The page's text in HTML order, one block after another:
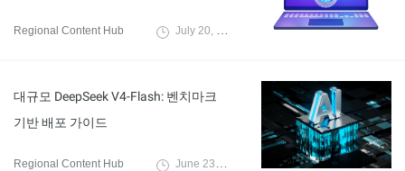
Regional Content Hub July 20, 2026
대규모 DeepSeek V4-Flash: 벤치마크
기반 배포 가이드
Regional Content Hub June 23, 2026